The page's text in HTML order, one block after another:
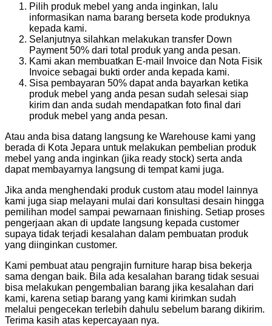
Pilih produk mebel yang anda inginkan, lalu
informasikan nama barang berseta kode produknya
kepada kami.
Selanjutnya silahkan melakukan transfer Down
Payment 50% dari total produk yang anda pesan.
Kami akan membuatkan E-mail Invoice dan Nota Fisik
Invoice sebagai bukti order anda kepada kami.
Sisa pembayaran 50% dapat anda bayarkan ketika
produk mebel yang anda pesan sudah selesai siap
kirim dan anda sudah mendapatkan foto final dari
produk mebel yang anda pesan.
Atau anda bisa datang langsung ke Warehouse kami yang
berada di Kota Jepara untuk melakukan pembelian produk
mebel yang anda inginkan (jika ready stock) serta anda
dapat membayarnya langsung di tempat kami juga.
Jika anda menghendaki produk custom atau model lainnya
kami juga siap melayani mulai dari konsultasi desain hingga
pemilihan model sampai pewarnaan finishing. Setiap proses
pengerjaan akan di update langsung kepada customer
supaya tidak terjadi kesalahan dalam pembuatan produk
yang diinginkan customer.
Kami pembuat atau pengrajin furniture harap bisa bekerja
sama dengan baik. Bila ada kesalahan barang tidak sesuai
bisa melakukan pengembalian barang jika kesalahan dari
kami, karena setiap barang yang kami kirimkan sudah
melalui pengecekan terlebih dahulu sebelum barang dikirim.
Terima kasih atas kepercayaan nya.